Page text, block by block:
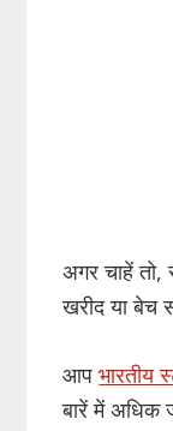
अगर चाहें तो,
खरीद या बेच
आपभारतीय
बारें में अधिक